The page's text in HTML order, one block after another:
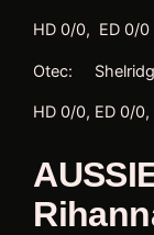
HD 0/0, ED 0/0
Otec:
HD 0/0, ED 0/0,